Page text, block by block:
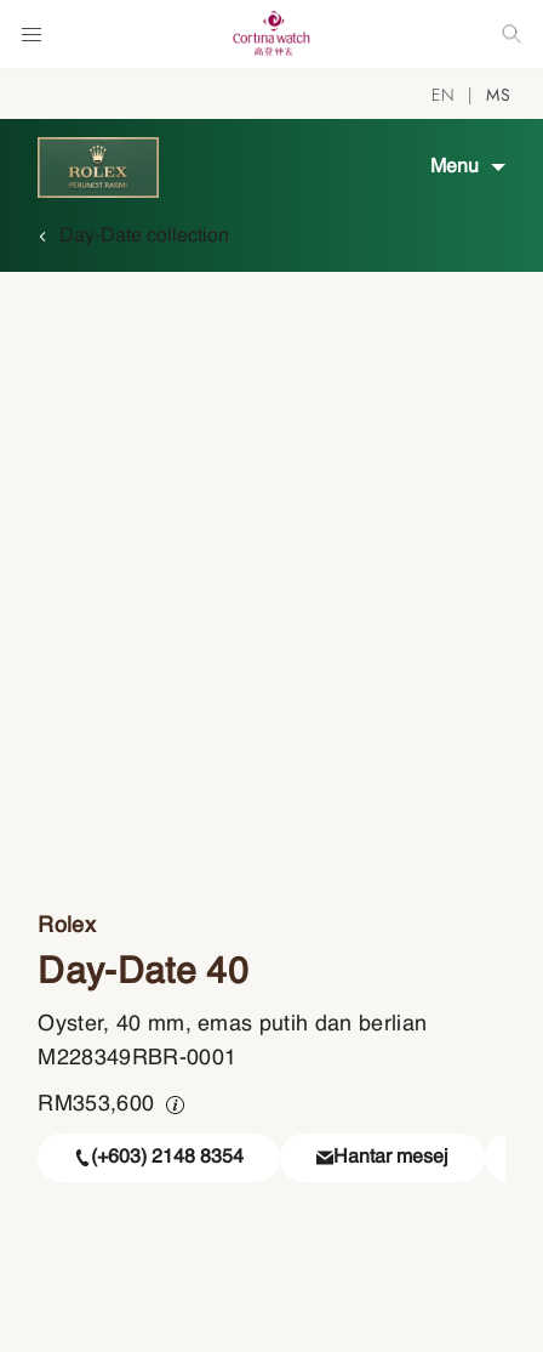
EN MS
Menu
Day-Date collection
Rolex
Day-Date 40
Oyster, 40 mm, emas putih dan berlian
M228349RBR-0001
RM353,600
(+603) 2148 8354 Hantar mesej